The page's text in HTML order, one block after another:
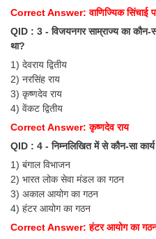
Study Kit for CGL Tier-1
CGL Trend Analysis
CGL Exam Downloads
SSC CGL FREE EBOOK
SSC CGL Results
CHSL
CHSL Question Papers
CHSL Syllabus
CHSL Exam Resources
Correct Answer: वाणिज्यिक सिंचाई
QID : 3 - विजयनगर साम्राज्य का कौन-
था?
1) देवराय द्वितीय
2) नरसिंह राय
3) कृष्णदेव राय
4) वेंकट द्वितीय
Correct Answer: कृष्णदेव राय
QID : 4 - निम्नलिखित में से कौन-सा
1) बंगाल विभाजन
2) भारत लोक सेवा मंडल का गठन
3) अकाल आयोग का गठन
4) हंटर आयोग का गठन
Correct Answer: हंटर आयोग का